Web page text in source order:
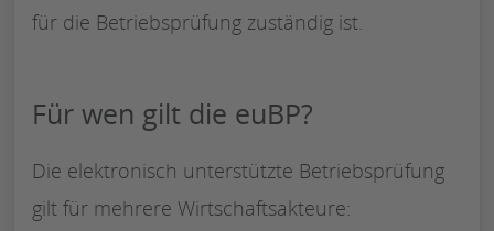
für die Betriebsprüfung zuständig ist.
Für wen gilt die euBP?
Die elektronisch unterstützte Betriebsprüfung
gilt für mehrere Wirtschaftsakteure: